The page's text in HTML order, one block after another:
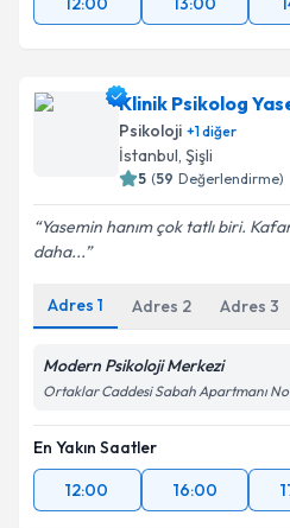
Klinik Psikolog
Psikoloji +1diğer
İstanbul, Şişli
5 (59 Değerlendirme)
Yasemin hanım çok tatlı biri.
daha...
Adres 1 Adres 2 Adres 3
Modern Psikoloji Merkezi
Ortaklar Caddesi Sabah Apartmanı
En Yakın Saatler
12:00
16:00